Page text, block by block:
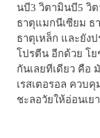
นบี3 วิตามินบี5 วิ
ธาตุแมกนีเซียม ธ
ธาตุเหล็ก และยัง
โปรตีน อีกด้วย โ
กันเลยทีเดียว คือ
เรสเตอรอล ควบ
ชะลอวัยให้อ่อนเย